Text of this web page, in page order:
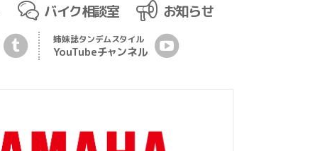
バイク相談室
お知らせ
姉妹誌タンデムスタイル
YouTubeチャンネル